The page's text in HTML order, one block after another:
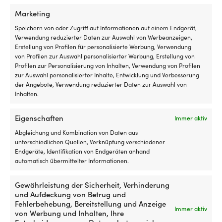
Marketing
Speichern von oder Zugriff auf Informationen auf einem Endgerät,
Verwendung reduzierter Daten zur Auswahl von Werbeanzeigen,
Erstellung von Profilen für personalisierte Werbung, Verwendung
von Profilen zur Auswahl personalisierter Werbung, Erstellung von
Profilen zur Personalisierung von Inhalten, Verwendung von Profilen
zur Auswahl personalisierter Inhalte, Entwicklung und Verbesserung
der Angebote, Verwendung reduzierter Daten zur Auswahl von
Inhalten.
Eigenschaften
Immer aktiv
Abgleichung und Kombination von Daten aus
unterschiedlichen Quellen, Verknüpfung verschiedener
Endgeräte, Identifikation von Endgeräten anhand
automatisch übermittelter Informationen.
Gewährleistung der Sicherheit, Verhinderung
und Aufdeckung von Betrug und
Fehlerbehebung, Bereitstellung und Anzeige
von Werbung und Inhalten, Ihre
Immer aktiv
Festmacherfeder aus Gummi
(EPDM) Unimer, 520 mm,
geeignet für Leinen Ø14 – 18
mm
UVP59,99€ Ursprünglicher
49,99€Aktueller
MwSt. inkl.
6 VORRÄTIG (KANN
NACHBESTELLT WERDEN)
Wellenbetriebene Bilgenpumpe
Länsman / Drainman, 1,7 Liter /
Minute + 3 Meter Schlauch
79,99€
MwSt. inkl.
1 VORRÄTIG (KANN
NACHBESTELLT WERDEN)